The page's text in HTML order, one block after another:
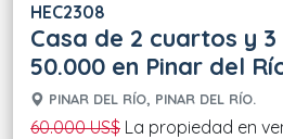
HEC2308
Casa de 2 cuartos y
50.000 en Pinar del
PINAR DEL RÍO, PINAR DEL RÍO.
60.000 US$ La propiedad en